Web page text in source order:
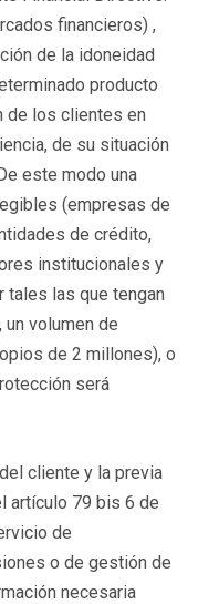
financieros) ,
de la idoneidad
producto
de los clientes en
de su situación
este modo una
(empresas de
de crédito,
institucionales y
tales las que tengan
volumen de
de 2 millones), o
será
cliente y la previa
artículo 79 bis 6 de
de
o de gestión de
necesaria